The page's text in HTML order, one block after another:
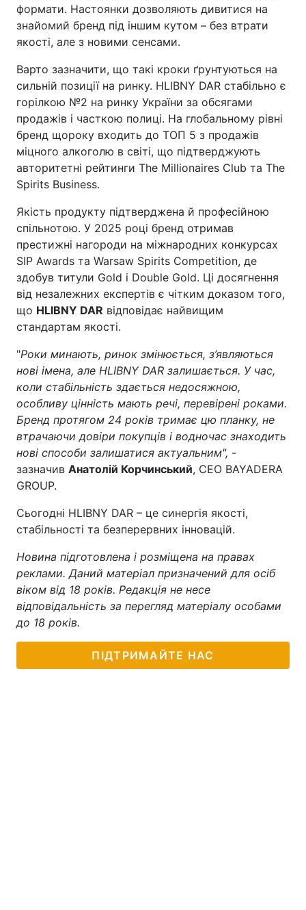
формати. Настоянки дозволяють дивитися на
знайомий бренд під іншим кутом – без втрати
якості, але з новими сенсами.
Варто зазначити, що такі кроки ґрунтуються на
сильній позиції на ринку. HLIBNY DAR стабільно є
горілкою №2 на ринку України за обсягами
продажів і часткою полиці. На глобальному рівні
бренд щороку входить до ТОП 5 з продажів
міцного алкоголю в світі, що підтверджують
авторитетні рейтинги The Millionaires Club та The
Spirits Business.
Якість продукту підтверджена й професійною
спільнотою. У 2025 році бренд отримав
престижні нагороди на міжнародних конкурсах
SIP Awards та Warsaw Spirits Competition, де
здобув титули Gold і Double Gold. Ці досягнення
від незалежних експертів є чітким доказом того,
що HLIBNY DAR відповідає найвищим
стандартам якості.
"Роки минають, ринок змінюється, з’являються
нові імена, але HLIBNY DAR залишається. У час,
коли стабільність здається недосяжною,
особливу цінність мають речі, перевірені роками.
Бренд протягом 24 років тримає цю планку, не
втрачаючи довіри покупців і водночас знаходить
нові способи залишатися актуальним", -
зазначив Анатолій Корчинський, СЕО BAYADERA
GROUP.
Сьогодні HLIBNY DAR – це синергія якості,
стабільності та безперервних інновацій.
Новина підготовлена і розміщена на правах
реклами. Даний матеріал призначений для осіб
віком від 18 років. Редакція не несе
відповідальність за перегляд матеріалу особами
до 18 років.
ПІДТРИМАЙТЕ НАС